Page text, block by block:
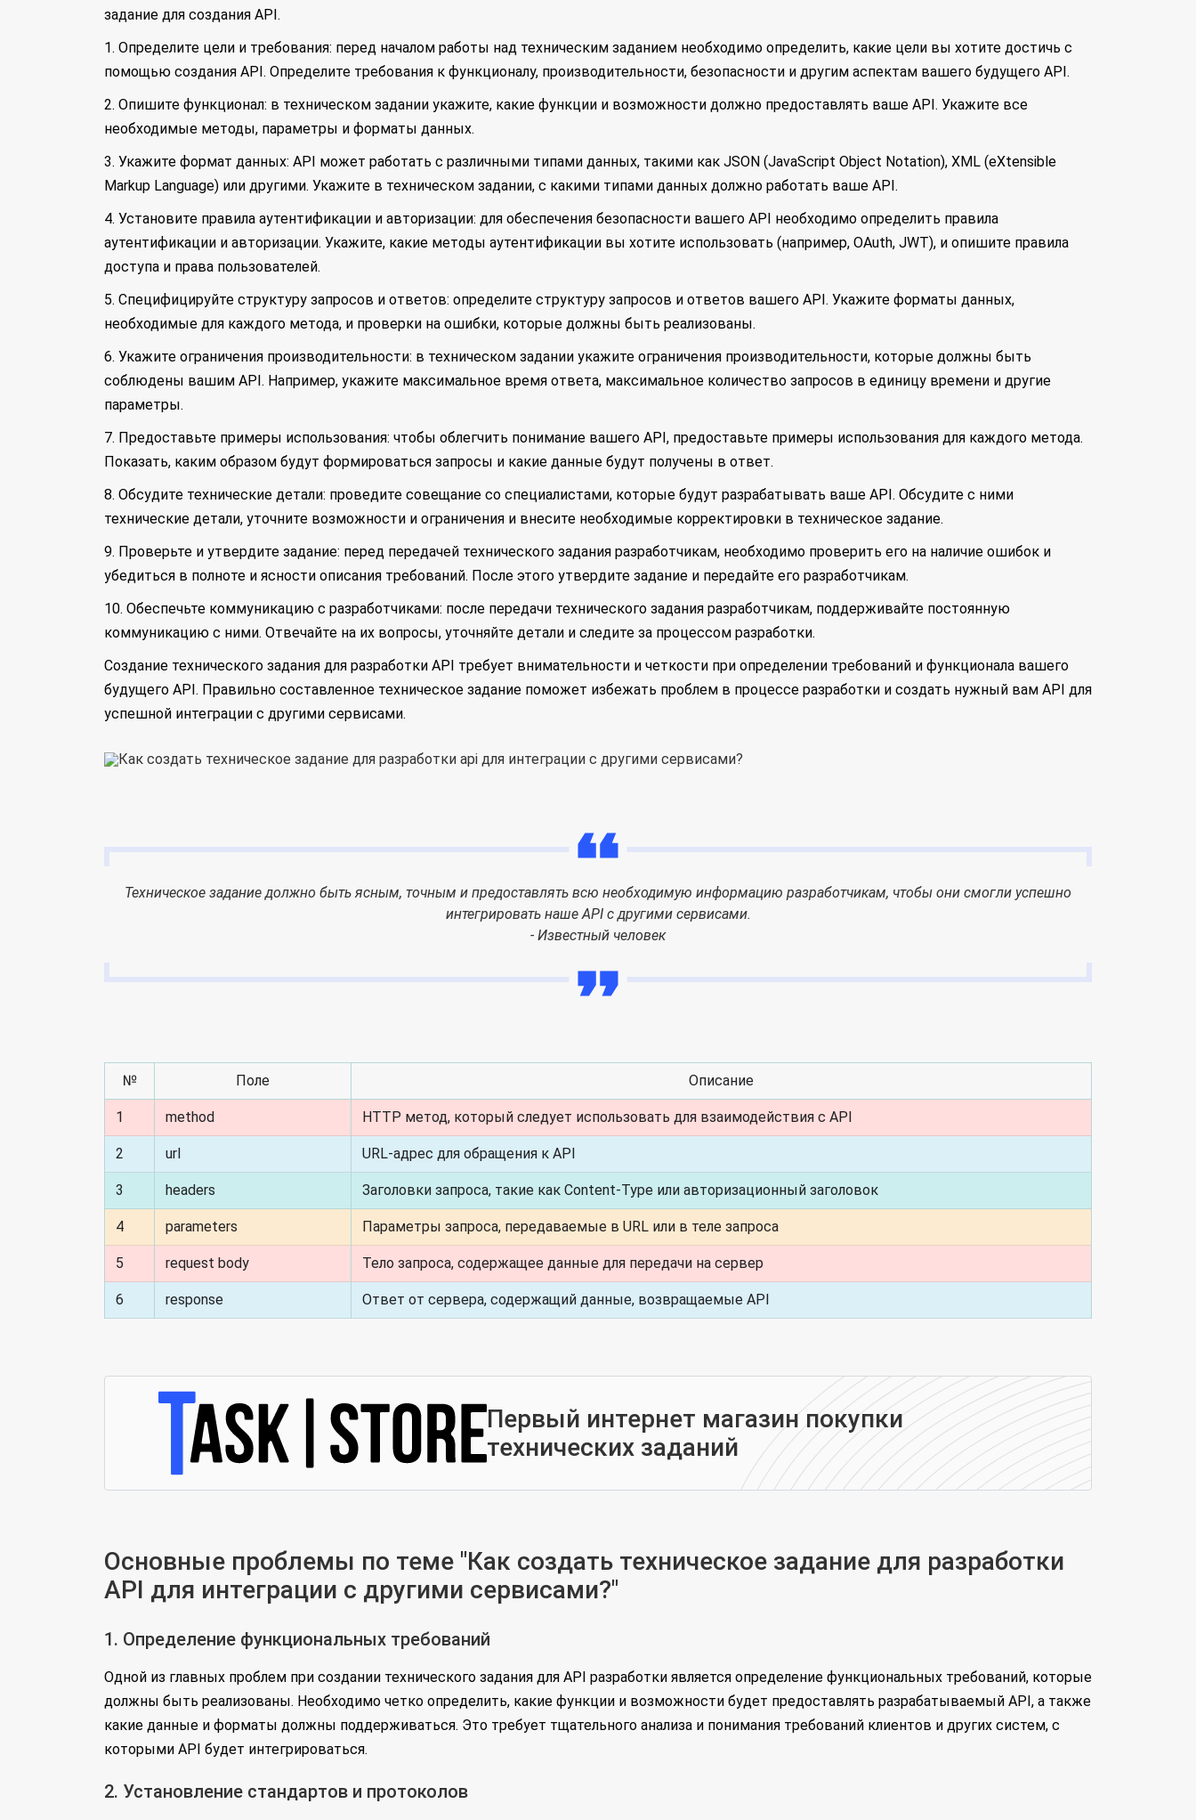
задание для создания API.
1. Определите цели и требования: перед началом работы над техническим заданием необходимо определить, какие цели вы хотите достичь с
помощью создания API. Определите требования к функционалу, производительности, безопасности и другим аспектам вашего будущего API.
2. Опишите функционал: в техническом задании укажите, какие функции и возможности должно предоставлять ваше API. Укажите все
необходимые методы, параметры и форматы данных.
3. Укажите формат данных: API может работать с различными типами данных, такими как JSON (JavaScript Object Notation), XML (eXtensible
Markup Language) или другими. Укажите в техническом задании, с какими типами данных должно работать ваше API.
4. Установите правила аутентификации и авторизации: для обеспечения безопасности вашего API необходимо определить правила
аутентификации и авторизации. Укажите, какие методы аутентификации вы хотите использовать (например, OAuth, JWT), и опишите правила
доступа и права пользователей.
5. Специфицируйте структуру запросов и ответов: определите структуру запросов и ответов вашего API. Укажите форматы данных,
необходимые для каждого метода, и проверки на ошибки, которые должны быть реализованы.
6. Укажите ограничения производительности: в техническом задании укажите ограничения производительности, которые должны быть
соблюдены вашим API. Например, укажите максимальное время ответа, максимальное количество запросов в единицу времени и другие
параметры.
7. Предоставьте примеры использования: чтобы облегчить понимание вашего API, предоставьте примеры использования для каждого метода.
Показать, каким образом будут формироваться запросы и какие данные будут получены в ответ.
8. Обсудите технические детали: проведите совещание со специалистами, которые будут разрабатывать ваше API. Обсудите с ними
технические детали, уточните возможности и ограничения и внесите необходимые корректировки в техническое задание.
9. Проверьте и утвердите задание: перед передачей технического задания разработчикам, необходимо проверить его на наличие ошибок и
убедиться в полноте и ясности описания требований. После этого утвердите задание и передайте его разработчикам.
10. Обеспечьте коммуникацию с разработчиками: после передачи технического задания разработчикам, поддерживайте постоянную
коммуникацию с ними. Отвечайте на их вопросы, уточняйте детали и следите за процессом разработки.
Создание технического задания для разработки API требует внимательности и четкости при определении требований и функционала вашего
будущего API. Правильно составленное техническое задание поможет избежать проблем в процессе разработки и создать нужный вам API для
успешной интеграции с другими сервисами.
Техническое задание должно быть ясным, точным и предоставлять всю необходимую информацию разработчикам, чтобы они смогли успешно
интегрировать наше API с другими сервисами.
- Известный человек
№ Поле Описание
1 method HTTP метод, который следует использовать для взаимодействия с API
2 url URL-адрес для обращения к API
3 headers Заголовки запроса, такие как Content-Type или авторизационный заголовок
4 parameters Параметры запроса, передаваемые в URL или в теле запроса
5 request body Тело запроса, содержащее данные для передачи на сервер
6 response Ответ от сервера, содержащий данные, возвращаемые API
Первый интернет магазин покупки
технических заданий
Основные проблемы по теме "Как создать техническое задание для разработки
API для интеграции с другими сервисами?"
1. Определение функциональных требований
Одной из главных проблем при создании технического задания для API разработки является определение функциональных требований, которые
должны быть реализованы. Необходимо четко определить, какие функции и возможности будет предоставлять разрабатываемый API, а также
какие данные и форматы должны поддерживаться. Это требует тщательного анализа и понимания требований клиентов и других систем, с
которыми API будет интегрироваться.
2. Установление стандартов и протоколов